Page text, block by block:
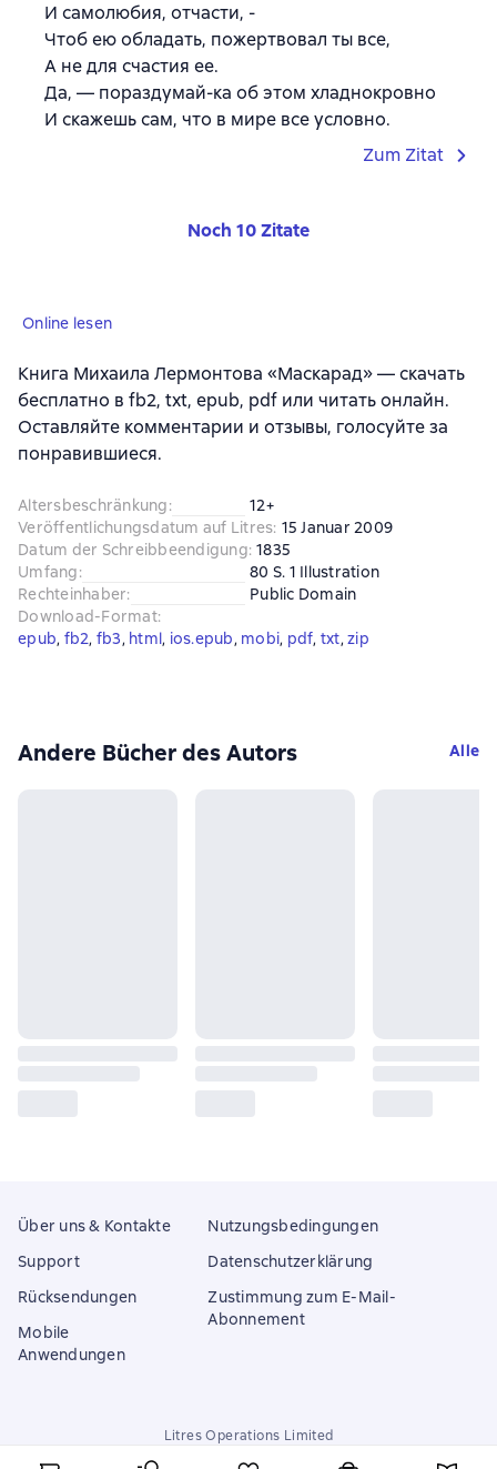
И самолюбия, отчасти, -
Чтоб ею обладать, пожертвовал ты все,
А не для счастия ее.
Да, — пораздумай-ка об этом хладнокровно
И скажешь сам, что в мире все условно.
Zum Zitat
Noch 10 Zitate
Online lesen
Книга Михаила Лермонтова «Маскарад» — скачать
бесплатно в fb2, txt, epub, pdf или читать онлайн.
Оставляйте комментарии и отзывы, голосуйте за
понравившиеся.
Altersbeschränkung:
12+
Veröffentlichungsdatum auf Litres: 15 Januar 2009
Datum der Schreibbeendigung: 1835
Umfang:
80 S. 1 Illustration
Rechteinhaber:
Public Domain
Download-Format:
epub, fb2, fb3, html, ios.epub, mobi, pdf, txt, zip
Andere Bücher des Autors Alle
Über uns & Kontakte
Support
Rücksendungen
Mobile
Anwendungen
Nutzungsbedingungen
Datenschutzerklärung
Zustimmung zum E-Mail-
Abonnement
Litres Operations Limited